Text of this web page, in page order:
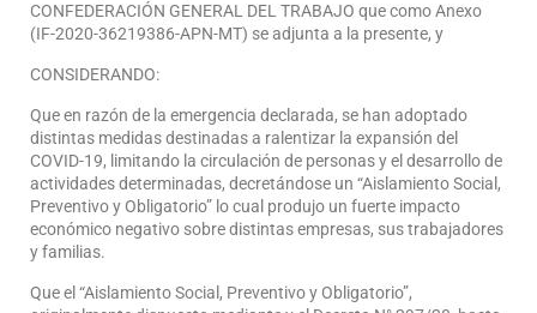
CONFEDERACIÓN GENERAL DEL TRABAJO que como Anexo
(IF-2020-36219386-APN-MT) se adjunta a la presente, y
CONSIDERANDO:
Que en razón de la emergencia declarada, se han adoptado
distintas medidas destinadas a ralentizar la expansión del
COVID-19, limitando la circulación de personas y el desarrollo de
actividades determinadas, decretándose un “Aislamiento Social,
Preventivo y Obligatorio” lo cual produjo un fuerte impacto
económico negativo sobre distintas empresas, sus trabajadores
y familias.
Que el “Aislamiento Social, Preventivo y Obligatorio”,